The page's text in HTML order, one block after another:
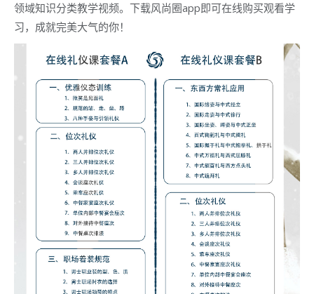
领域知识分类教学视频。下载风尚圈app即可在线购买观看学
习，成就完美大气的你！